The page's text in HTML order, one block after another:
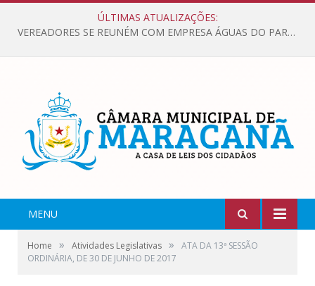
ÚLTIMAS ATUALIZAÇÕES:
VEREADORES SE REUNÉM COM EMPRESA ÁGUAS DO PARÁ, PARA APRESENTAR REIVINDICAÇÕES E MELHORIAS NA QUALIDADE DOS SERVIÇOS OFERECIDOS Á POPULAÇÃO.
MENU
Home » Atividades Legislativas »
ATA DA 13ª SESSÃO
ORDINÁRIA, DE 30 DE JUNHO DE 2017